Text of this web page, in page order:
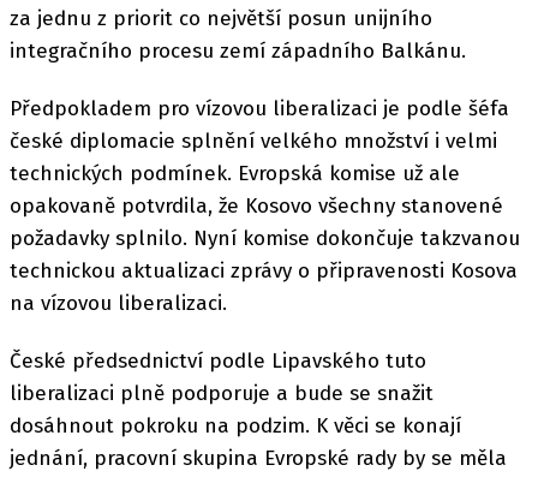
za jednu z priorit co největší posun unijního
integračního procesu zemí západního Balkánu.
Předpokladem pro vízovou liberalizaci je podle šéfa
české diplomacie splnění velkého množství i velmi
technických podmínek. Evropská komise už ale
opakovaně potvrdila, že Kosovo všechny stanovené
požadavky splnilo. Nyní komise dokončuje takzvanou
technickou aktualizaci zprávy o připravenosti Kosova
na vízovou liberalizaci.
České předsednictví podle Lipavského tuto
liberalizaci plně podporuje a bude se snažit
dosáhnout pokroku na podzim. K věci se konají
jednání, pracovní skupina Evropské rady by se měla